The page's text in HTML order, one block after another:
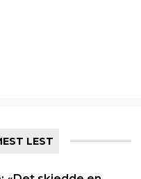
LEST